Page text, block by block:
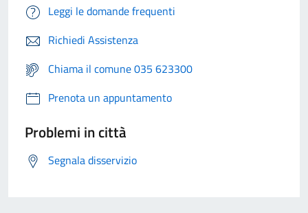
Leggi le domande frequenti
Richiedi Assistenza
Chiama il comune 035 623300
Prenota un appuntamento
Problemi in città
Segnala disservizio